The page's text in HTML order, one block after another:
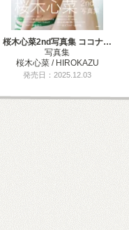
桜木心菜2nd写真集 ココナ…
写真集
桜木心菜 / HIROKAZU
発売日：2025.12.03